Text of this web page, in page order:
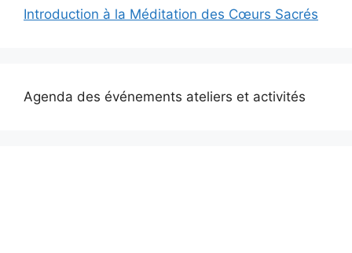
Introduction à la Méditation des Cœurs Sacrés
Agenda des événements ateliers et activités